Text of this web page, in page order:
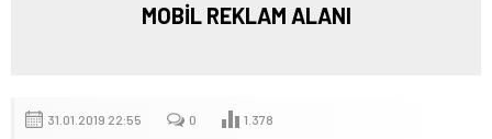
MOBİL REKLAM ALANI
31.01.2019 22:55 0 1.378